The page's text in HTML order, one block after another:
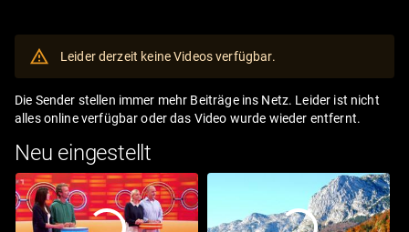
Leider derzeit keine Videos verfügbar.
Die Sender stellen immer mehr Beiträge ins Netz. Leider ist nicht
alles online verfügbar oder das Video wurde wieder entfernt.
Neu eingestellt